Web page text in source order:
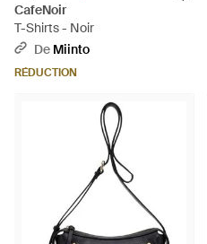
CafeNoir
T-Shirts - Noir
De Miinto
RÉDUCTION